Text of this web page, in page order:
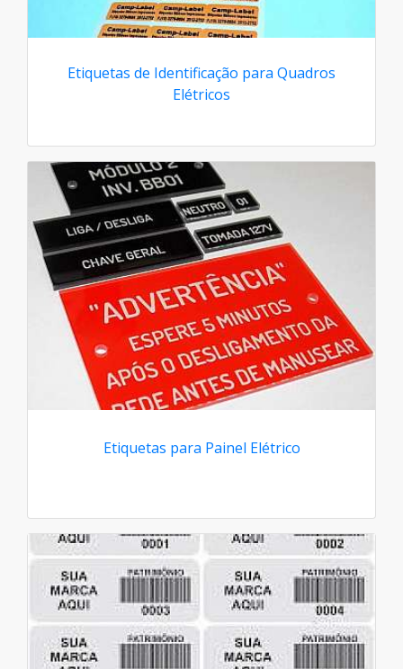
Etiquetas de Identificação para Quadros
Elétricos
Etiquetas para Painel Elétrico